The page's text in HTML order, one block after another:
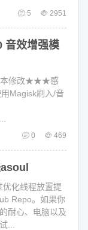
5 2951
音效增强模
本修改★★★感
Magisk刷入/音
0 469
优化线程放置提
Repo。如果你
耐心、电脑以及
...